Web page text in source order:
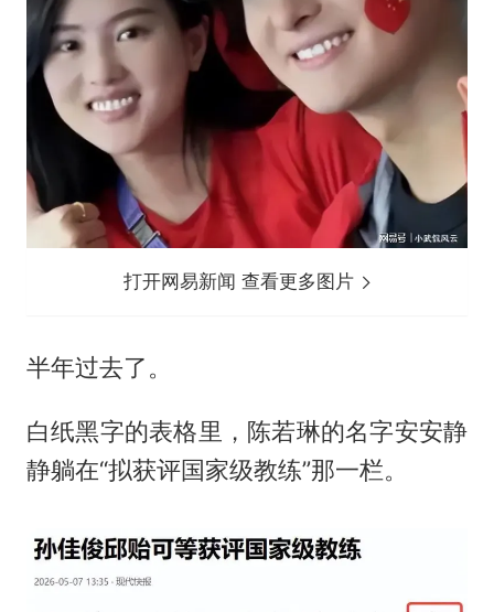
打开网易新闻 查看更多图片
半年过去了。
白纸黑字的表格里， 陈若琳的名字安安静
静躺在“拟获评国家级教练”那一栏。